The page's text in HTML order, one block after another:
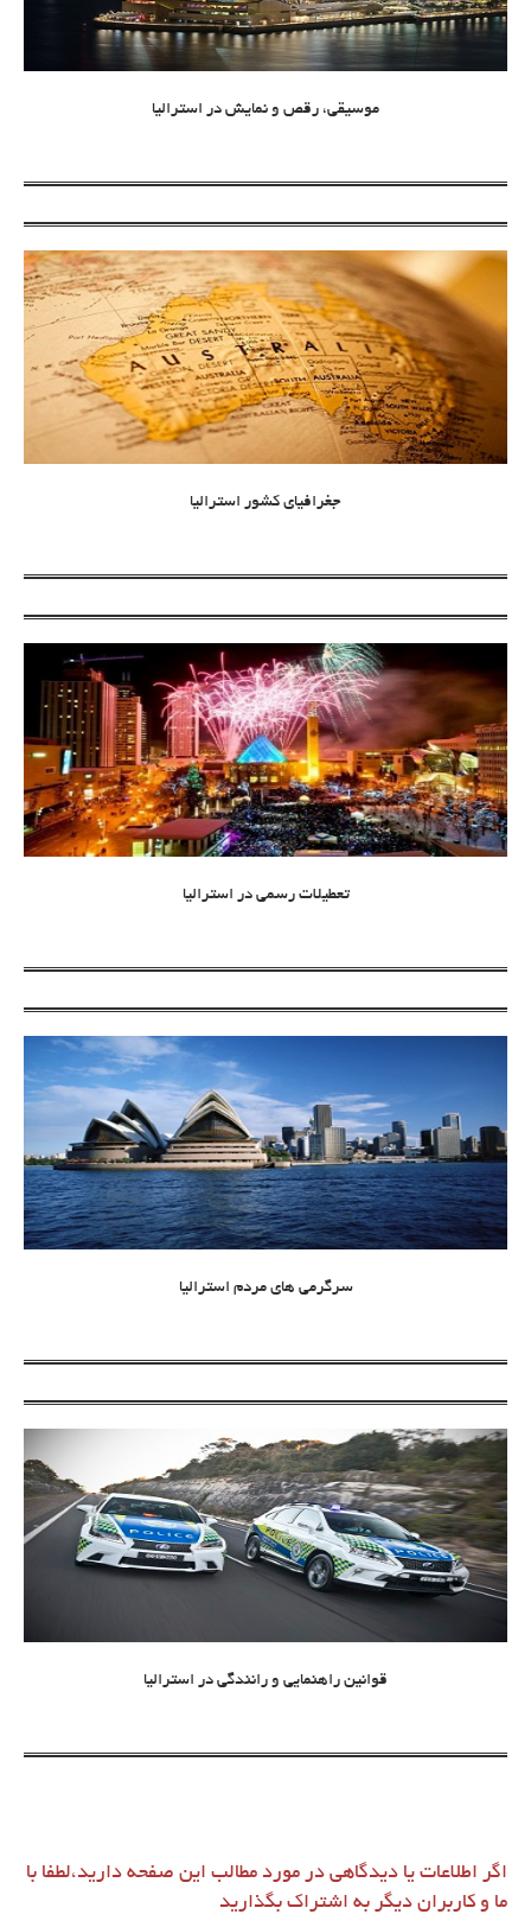
موسیقی، رقص و نمایش در استرالیا
جغرافیای کشور استرالیا
تعطیلات رسمی در استرالیا
سرگرمی های مردم استرالیا
قوانین راهنمایی و رانندگی در استرالیا
اگر اطلاعات یا دیدگاهی در مورد مطالب این صفحه دارید،لطفا با
ما و کاربران دیگر به اشتراک بگذارید